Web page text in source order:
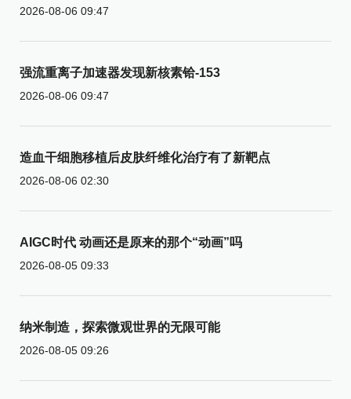
2026-08-06 09:47
强流重离子加速器发现新核素铪-153
2026-08-06 09:47
造血干细胞移植后皮肤纤维化治疗有了新靶点
2026-08-06 02:30
AIGC时代 动画还是原来的那个“动画”吗
2026-08-05 09:33
纳米制造，探索微观世界的无限可能
2026-08-05 09:26